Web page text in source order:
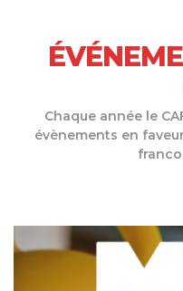
Chaque année le
évènements en